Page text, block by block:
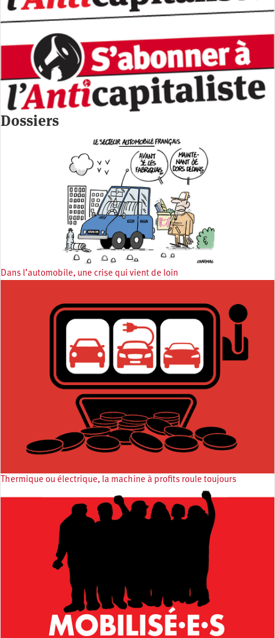
Dossiers
Dans l’automobile, une crise qui vient de loin
Thermique ou électrique, la machine à profits roule toujours